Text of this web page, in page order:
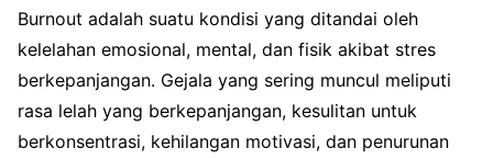
Burnout adalah suatu kondisi yang ditandai oleh
kelelahan emosional, mental, dan fisik akibat stres
berkepanjangan. Gejala yang sering muncul meliputi
rasa lelah yang berkepanjangan, kesulitan untuk
berkonsentrasi, kehilangan motivasi, dan penurunan